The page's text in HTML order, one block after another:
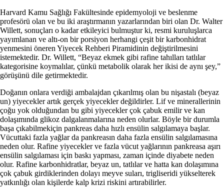
Harvard Kamu Sağlığı Fakültesinde epidemyoloji ve bes­lenme
profesörü olan ve bu iki araştırmanın yazarlarından biri olan Dr. Walter
Willett, sonuçları o kadar etkileyici bulmuştur ki, resmi kuruluşlarca
yayımlanan ve altı-on bir porsiyon her­hangi çeşit bir karbonhidrat
yenmesini öneren Yiyecek Reh­beri Piramidinin değiştirilmesini
istemektedir. Dr. Willett, “Beyaz ekmek gibi rafine tahılları tatlılar
kategorisine koyma­lılar, çünkü metabolik olarak her ikisi de aynı şey,”
görüşünü dile getirmektedir.
Doğanın onlara verdiği ambalajdan çıkarılmış olan bu nişastalı (beyaz
un) yiyecekler artık gerçek yiyecekler değil­dirler. Lif ve minerallerinin
çoğu yok olduğundan bu gibi yiye­cekler çok çabuk emilir ve kan
dolaşımında glikoz dalgalan­malarına neden olurlar. Böyle bir durumla
başa çıkabilmekiçin pankreas daha hızlı ensülin salgılamaya başlar.
Vücuttaki fazla yağlar da pankreasın daha fazla ensülin salgılamasına
neden olur. Rafine yiyecekler ve fazla vücut yağlarının pank­reasa aşırı
ensülin salgılaması için baskı yapması, zaman için­de diyabete neden
olur. Rafine karbonhidratlar, beyaz un, tat­lılar ve hatta kan dolaşımına
çok çabuk girdiklerinden dolayı meyve suları, trigliseridi yükselterek
yatkınlığı olan kişilerde kalp krizi riskini artırabilirler.